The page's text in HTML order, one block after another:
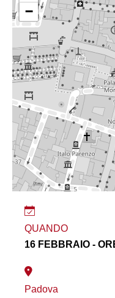
−
QUANDO
16 FEBBRAIO -
Padova